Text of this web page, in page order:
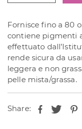
Hyalurone
50
gr
quantità
Fornisce fino a 80
contiene pigmenti
effettuato
rende sicura da
leggera e non
pelle mista/grassa.
Share: